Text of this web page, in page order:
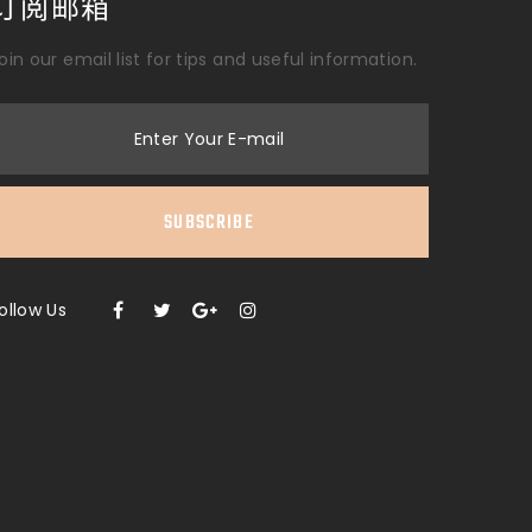
阅邮箱
our email list for tips and useful information.
Enter Your E-mail
SUBSCRIBE
Us